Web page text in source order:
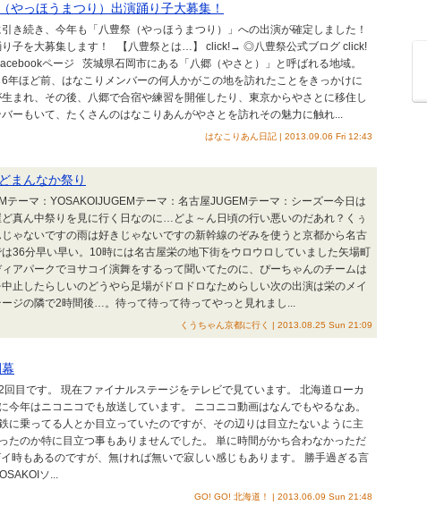
やっほうまつり）出演踊り子大募集！
き続き、今年も「八豊祭（やっほうまつり）」への出演が確定しました！
り子を大募集します！ 【八豊祭とは…】 click!→ ◎八豊祭公式ブログ click!
ページ 茨城県石岡市にある「八郷（やさと）」と呼ばれる地域。
年ほど前、はなこりメンバーの何人かがこの地を訪れたことをきっかけに
生まれ、その後、八郷で合宿や練習を開催したり、東京からやさとに移住し
ーもいて、たくさんのはなこりあんがやさとを訪れその魅力に触れ...
はなこりあん日記 | 2013.09.06 Fri 12:43
まんなか祭り
テーマ：YOSAKOIJUGEMテーマ：名古屋JUGEMテーマ：シーズー今日は
真ん中祭りを見に行く日なのに…どよ～ん日頃の行い悪いのだあれ？くぅ
じゃないですの雨は好きじゃないですの新幹線のぞみを使うと京都から名古
は36分早い早い。10時には名古屋栄の地下街をウロウロしていました矢場町
アパークでヨサコイ演舞をするって聞いてたのに、ぴーちゃんのチームは
止したらしいのどうやら足場がドロドロなためらしい次の出演は栄のメイ
ージの隣で2時間後…。待って待って待ってやっと見れまし...
くうちゃん京都に行く | 2013.08.25 Sun 21:09
目です。 現在ファイナルステージをテレビで見ています。 北海道ローカ
今年はニコニコでも放送しています。 ニコニコ動画はなんでもやるなあ。
に乗ってる人とか目立っていたのですが、その辺りは目立たないように主
たのか特に目立つ事もありませんでした。 単に時間がかち合わなかっただ
時もあるのですが、無ければ無いで寂しい感じもあります。 勝手過ぎる言
ソ...
GO! GO! 北海道！ | 2013.06.09 Sun 21:48